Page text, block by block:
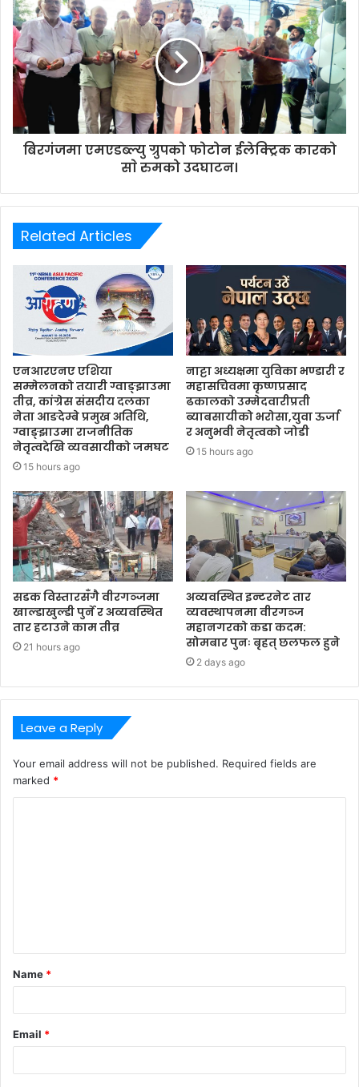
बिरगंजमा एमएडब्ल्यु ग्रुपको फोटोन ईलेक्ट्रिक कारको
साे रुमको उदघाटन।
Related Articles
एनआरएनए एशिया
सम्मेलनको तयारी ग्वाङ्झाउमा
तीव्र, कांग्रेस संसदीय दलका
नेता आङदेम्बे प्रमुख अतिथि,
ग्वाङ्झाउमा राजनीतिक
नेतृत्वदेखि व्यवसायीको जमघट
15 hours ago
नाट्टा अध्यक्षमा युविका भण्डारी र
महासचिवमा कृष्णप्रसाद
ढकालको उम्मेदवारीप्रती
ब्याबसायीको भरोसा,युवा ऊर्जा
र अनुभवी नेतृत्वको जोडी
15 hours ago
सडक विस्तारसँगै वीरगञ्जमा
खाल्डाखुल्डी पुर्ने र अव्यवस्थित
तार हटाउने काम तीव्र
21 hours ago
अव्यवस्थित इन्टरनेट तार
व्यवस्थापनमा वीरगञ्ज
महानगरको कडा कदम:
सोमबार पुनः बृहत् छलफल हुने
2 days ago
Leave a Reply
Your email address will not be published. Required fields are
marked *
t
*
Name *
Email *